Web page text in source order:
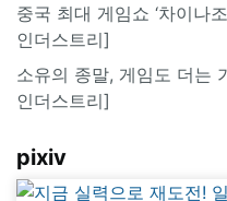
중국 최대 게임쇼 ‘차이나
인더스트리]
소유의 종말, 게임도 더는
인더스트리]
pixiv